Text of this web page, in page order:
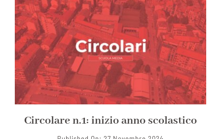
Circolare n.1: inizio anno scolastico